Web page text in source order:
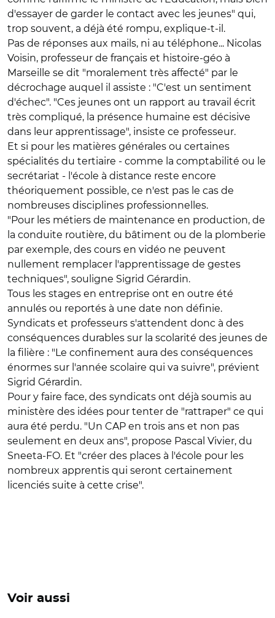
d'essayer de garder le contact avec les jeunes" qui,
trop souvent, a déjà été rompu, explique-t-il.
Pas de réponses aux mails, ni au téléphone... Nicolas
Voisin, professeur de français et histoire-géo à
Marseille se dit "moralement très affecté" par le
décrochage auquel il assiste : "C'est un sentiment
d'échec". "Ces jeunes ont un rapport au travail écrit
très compliqué, la présence humaine est décisive
dans leur apprentissage", insiste ce professeur.
Et si pour les matières générales ou certaines
spécialités du tertiaire - comme la comptabilité ou le
secrétariat - l'école à distance reste encore
théoriquement possible, ce n'est pas le cas de
nombreuses disciplines professionnelles.
"Pour les métiers de maintenance en production, de
la conduite routière, du bâtiment ou de la plomberie
par exemple, des cours en vidéo ne peuvent
nullement remplacer l'apprentissage de gestes
techniques", souligne Sigrid Gérardin.
Tous les stages en entreprise ont en outre été
annulés ou reportés à une date non définie.
Syndicats et professeurs s'attendent donc à des
conséquences durables sur la scolarité des jeunes de
la filière : "Le confinement aura des conséquences
énormes sur l'année scolaire qui va suivre", prévient
Sigrid Gérardin.
Pour y faire face, des syndicats ont déjà soumis au
ministère des idées pour tenter de "rattraper" ce qui
aura été perdu. "Un CAP en trois ans et non pas
seulement en deux ans", propose Pascal Vivier, du
Sneeta-FO. Et "créer des places à l'école pour les
nombreux apprentis qui seront certainement
licenciés suite à cette crise".
Voir aussi